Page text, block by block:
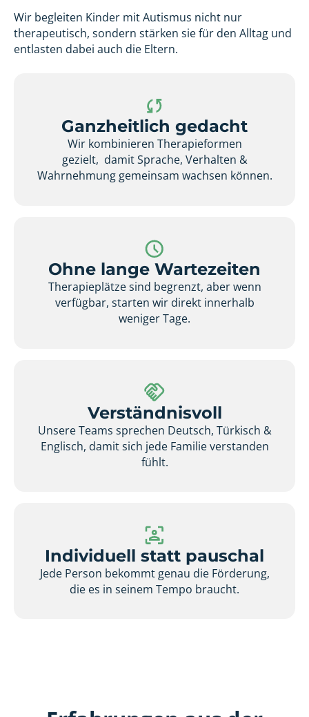
Wir begleiten Kinder mit Autismus nicht nur
therapeutisch, sondern stärken sie für den Alltag und
entlasten dabei auch die Eltern.
Ganzheitlich gedacht
Wir kombinieren Therapieformen
gezielt, damit Sprache, Verhalten &
Wahrnehmung gemeinsam wachsen können.
Ohne lange Wartezeiten
Therapieplätze sind begrenzt, aber wenn
verfügbar, starten wir direkt innerhalb
weniger Tage.
Verständnisvoll
Unsere Teams sprechen Deutsch, Türkisch &
Englisch, damit sich jede Familie verstanden
fühlt.
Individuell statt pauschal
Jede Person bekommt genau die Förderung,
die es in seinem Tempo braucht.